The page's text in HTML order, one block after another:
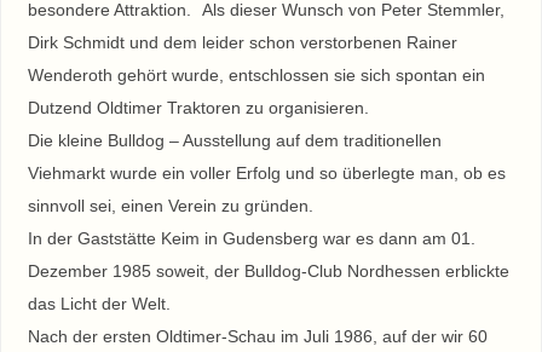
besondere Attraktion. Als dieser Wunsch von Peter Stemmler,
Dirk Schmidt und dem leider schon verstorbenen Rainer
Wenderoth gehört wurde, entschlossen sie sich spontan ein
Dutzend Oldtimer Traktoren zu organisieren.
Die kleine Bulldog – Ausstellung auf dem traditionellen
Viehmarkt wurde ein voller Erfolg und so überlegte man, ob es
sinnvoll sei, einen Verein zu gründen.
In der Gaststätte Keim in Gudensberg war es dann am 01.
Dezember 1985 soweit, der Bulldog-Club Nordhessen erblickte
das Licht der Welt.
Nach der ersten Oldtimer-Schau im Juli 1986, auf der wir 60